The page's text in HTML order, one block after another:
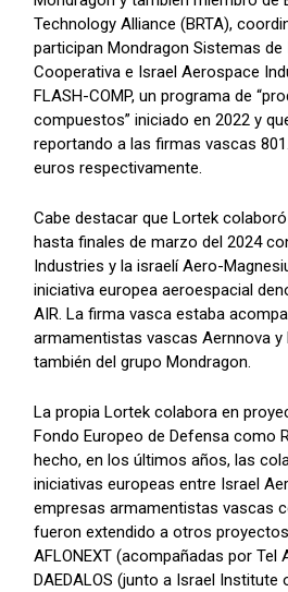
Technology Alliance (BRTA),
participan Mondragon Sistemas
Cooperativa e Israel Aerospace
FLASH-COMP, un programa de
compuestos” iniciado en 2022 y
reportando a las firmas vascas
euros respectivamente.
Cabe destacar que Lortek
hasta finales de marzo del 2024
Industries y la israelí Aero-
iniciativa europea aeroespacial
AIR. La firma vasca estaba
armamentistas vascas Aernnova y
también del grupo Mondragon.
La propia Lortek colabora en
Fondo Europeo de Defensa como
hecho, en los últimos años, las
iniciativas europeas entre Israel
empresas armamentistas vascas
fueron extendido a otros
AFLONEXT (acompañadas por Tel
DAEDALOS (junto a Israel Institute